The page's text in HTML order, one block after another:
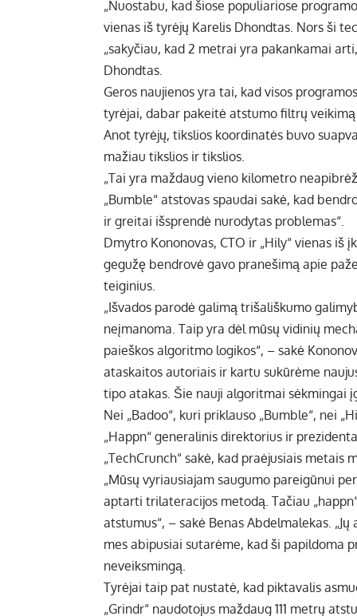
„Nuostabu, kad šiose populiariose
vienas iš tyrėjų Karelis Dhondtas. Nors ši
„sakyčiau, kad 2 metrai yra pakankamai
Dhondtas.
Geros naujienos yra tai, kad visos
tyrėjai, dabar pakeitė atstumo filtrų
Anot tyrėjų, tikslios koordinatės buvo
mažiau tikslios ir tikslios.
„Tai yra maždaug vieno kilometro
„Bumble“ atstovas spaudai sakė, kad
ir greitai išsprendė nurodytas problemas“.
Dmytro Kononovas, CTO ir „Hily“ vienas iš
gegužę bendrovė gavo pranešimą apie
teiginius.
„Išvados parodė galimą trišališkumo
neįmanoma. Taip yra dėl mūsų vidinių
paieškos algoritmo logikos“, – sakė
ataskaitos autoriais ir kartu sukūrėme
tipo atakas. Šie nauji algoritmai sėkmingai
Nei „Badoo“, kuri priklauso „Bumble“, nei
„Happn“ generalinis direktorius ir
„TechCrunch“ sakė, kad praėjusiais metais
„Mūsų vyriausiajam saugumo pareigūnui
aptarti trilateracijos metodą. Tačiau
atstumus“, – sakė Benas Abdelmalekas.
mes abipusiai sutarėme, kad ši papildoma
neveiksmingą.
Tyrėjai taip pat nustatė, kad piktavalis
„Grindr“ naudotojus maždaug 111 metrų